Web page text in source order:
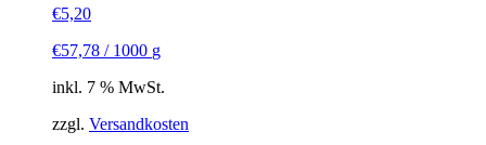
€5,20
€57,78 / 1000 g
inkl. 7 % MwSt.
zzgl. Versandkosten